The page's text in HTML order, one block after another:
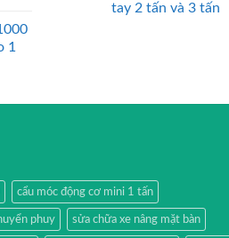
1
tay 2 tấn và 3 tấn
cẩu móc động cơ mini 1 tấn
phuy sửa chữa xe nâng mặt bàn